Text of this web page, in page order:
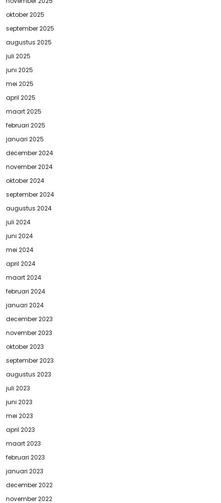
oktober 2025
september 2025
augustus 2025
juli 2025
juni 2025
mei 2025
april 2025
maart 2025
februari 2025
januari 2025
december 2024
november 2024
oktober 2024
september 2024
augustus 2024
juli 2024
juni 2024
mei 2024
april 2024
maart 2024
februari 2024
januari 2024
december 2023
november 2023
oktober 2023
september 2023
augustus 2023
juli 2023
juni 2023
mei 2023
april 2023
maart 2023
februari 2023
januari 2023
december 2022
november 2022